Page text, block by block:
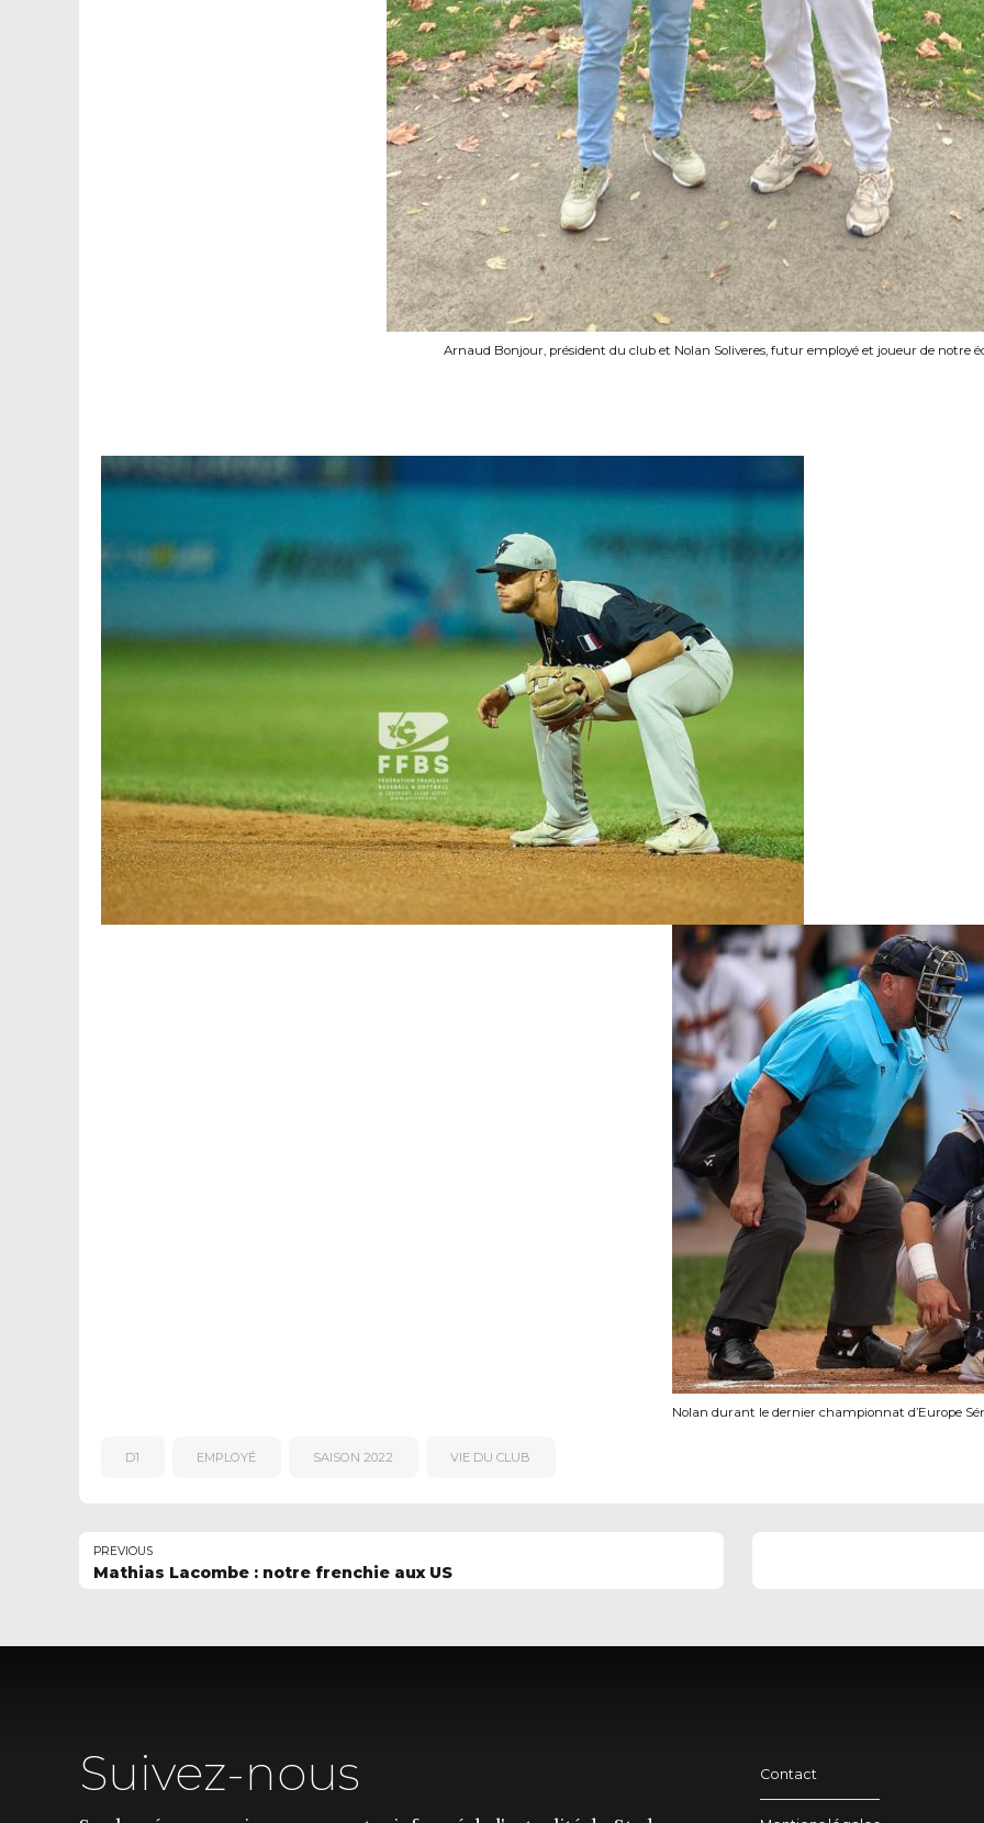
Arnaud Bonjour, président du club et Nolan Soliveres, futur employé et joueur de notre
Nolan durant le dernier championnat d’Europe
D1 EMPLOYÉ SAISON 2022 VIE DU CLUB
PREVIOUS
Mathias Lacombe : notre frenchie aux US
Suivez-nous Contact